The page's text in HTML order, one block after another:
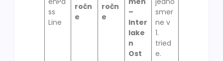
ss
Line
ročn
e
ročn
e
–
Inter
lake
n
Ost
smer
ne v
1.
tried
e.